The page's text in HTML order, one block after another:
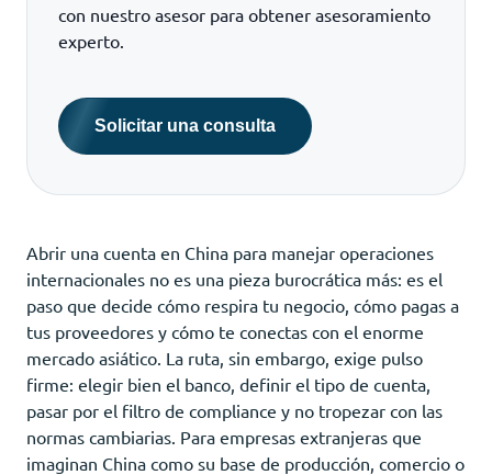
con nuestro asesor para obtener asesoramiento
experto.
Solicitar una consulta
Abrir una cuenta en China para manejar operaciones
internacionales no es una pieza burocrática más: es el
paso que decide cómo respira tu negocio, cómo pagas a
tus proveedores y cómo te conectas con el enorme
mercado asiático. La ruta, sin embargo, exige pulso
firme: elegir bien el banco, definir el tipo de cuenta,
pasar por el filtro de compliance y no tropezar con las
normas cambiarias. Para empresas extranjeras que
imaginan China como su base de producción, comercio o